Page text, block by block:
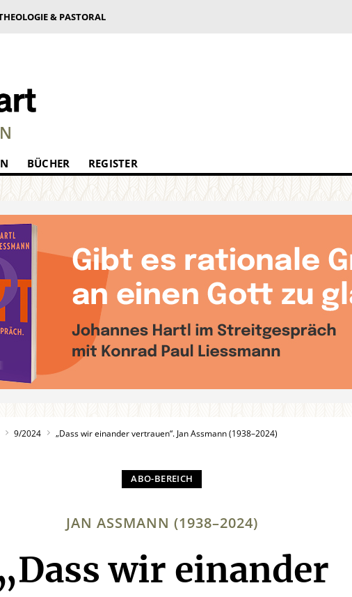
& PASTORAL
BÜCHER REGISTER
9/2024 „Dass wir einander vertrauen“. Jan Assmann (1938–2024)
JAN ASSMANN (1938–2024)
:
wir einander